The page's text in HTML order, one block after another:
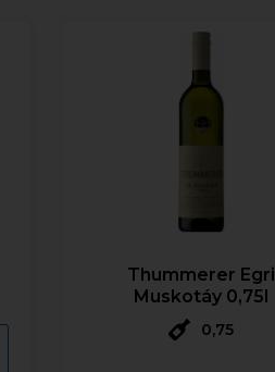
Thummerer Egri
Muskotáy 0,75l
0,75